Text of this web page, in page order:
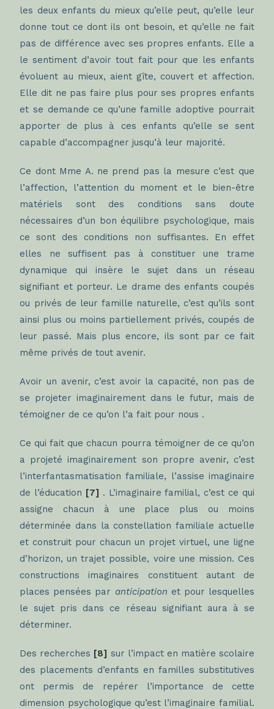
les deux enfants du mieux qu’elle peut, qu’elle leur
donne tout ce dont ils ont besoin, et qu’elle ne fait
pas de différence avec ses propres enfants. Elle a
le sentiment d’avoir tout fait pour que les enfants
évoluent au mieux, aient gîte, couvert et affection.
Elle dit ne pas faire plus pour ses propres enfants
et se demande ce qu’une famille adoptive pourrait
apporter de plus à ces enfants qu’elle se sent
capable d’accompagner jusqu’à leur majorité.
Ce dont Mme A. ne prend pas la mesure c’est que
l’affection, l’attention du moment et le bien-être
matériels sont des conditions sans doute
nécessaires d’un bon équilibre psychologique, mais
ce sont des conditions non suffisantes. En effet
elles ne suffisent pas à constituer une trame
dynamique qui insère le sujet dans un réseau
signifiant et porteur. Le drame des enfants coupés
ou privés de leur famille naturelle, c’est qu’ils sont
ainsi plus ou moins partiellement privés, coupés de
leur passé. Mais plus encore, ils sont par ce fait
même privés de tout avenir.
Avoir un avenir, c’est avoir la capacité, non pas de
se projeter imaginairement dans le futur, mais de
témoigner de ce qu’on l’a fait pour nous .
Ce qui fait que chacun pourra témoigner de ce qu’on
a projeté imaginairement son propre avenir, c’est
l’interfantasmatisation familiale, l’assise imaginaire
de l’éducation [7] . L’imaginaire familial, c’est ce qui
assigne chacun à une place plus ou moins
déterminée dans la constellation familiale actuelle
et construit pour chacun un projet virtuel, une ligne
d’horizon, un trajet possible, voire une mission. Ces
constructions imaginaires constituent autant de
places pensées par anticipation et pour lesquelles
le sujet pris dans ce réseau signifiant aura à se
déterminer.
Des recherches [8] sur l’impact en matière scolaire
des placements d’enfants en familles substitutives
ont permis de repérer l’importance de cette
dimension psychologique qu’est l’imaginaire familial.